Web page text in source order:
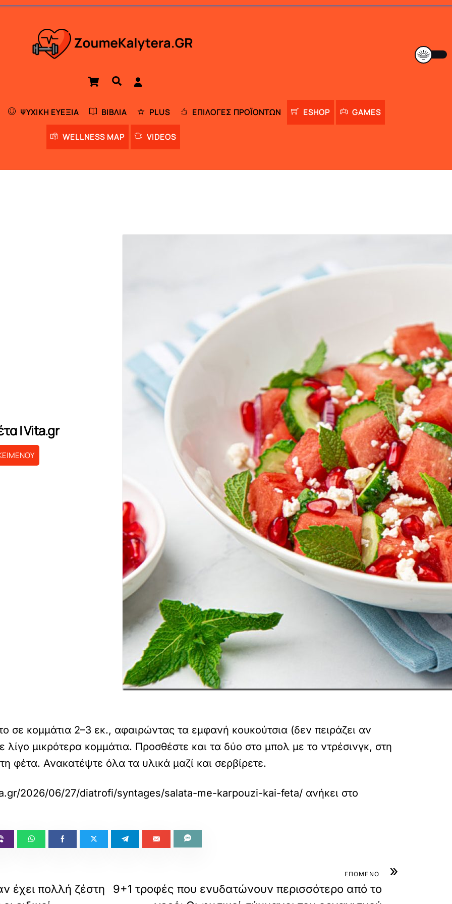
Cart Αναζήτηση
ΨΥΧΙΚΉ ΕΥΕΞΊΑ ΒΙΒΛΊΑ PLUS ΕΠΙΛΟΓΈΣ ΠΡΟΪΌΝΤΩΝ ESHOP GAMES
WELLNESS MAP VIDEOS
| Vita.gr
σε κομμάτια 2–3 εκ., αφαιρώντας τα εμφανή κουκούτσια (δεν πειράζει αν
λίγο μικρότερα κομμάτια. Προσθέστε και τα δύο στο μπολ με το ντρέσινγκ, στη
φέτα. Ανακατέψτε όλα τα υλικά μαζί και σερβίρετε.
2026/06/27/diatrofi/syntages/salata-me-karpouzi-kai-feta/ ανήκει στο
έχει πολλή ζέστη
»
ΕΠΟΜΕΝΟ
9+1 τροφές που ενυδατώνουν περισσότερο από το